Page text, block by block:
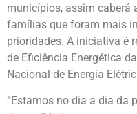
municípios, assim caberá
famílias que foram mais
prioridades. A iniciativa é
de Eficiência Energética
Nacional de Energia
“Estamos no dia a dia da